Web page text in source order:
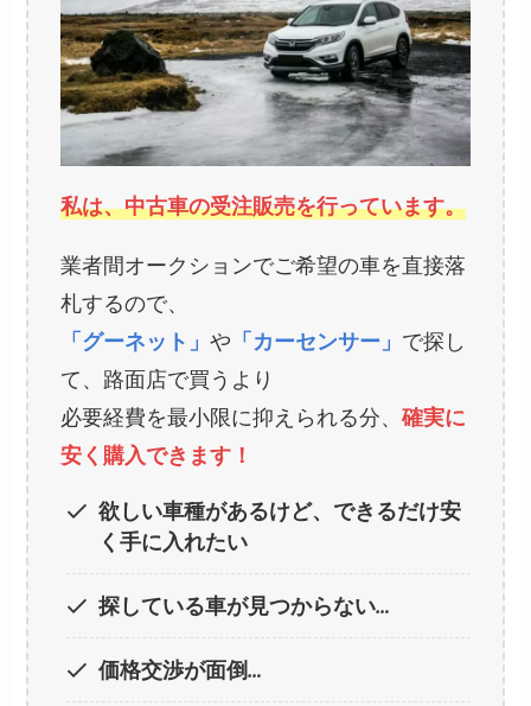
私は、中古車の受注販売を行っています。
業者間オークションでご希望の車を直接落
札するので、
「グーネット」や 「カーセンサー」 で探し
て、路面店で買うより
必要経費を最小限に抑えられる分、確実に
安く購入できます！
欲しい車種があるけど、できるだけ安
く手に入れたい
探している車が見つからない…
価格交渉が面倒…